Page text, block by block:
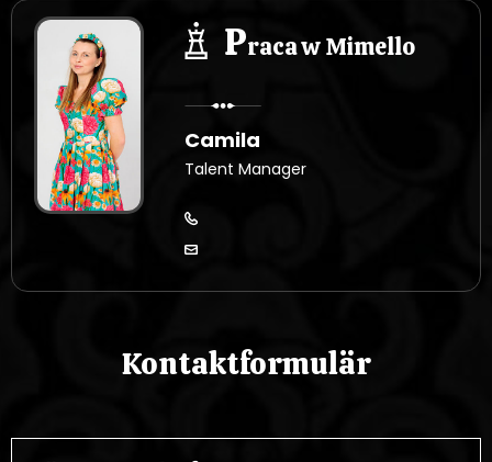
Praca w Mimello
Camila
Talent Manager
Kontaktformulär